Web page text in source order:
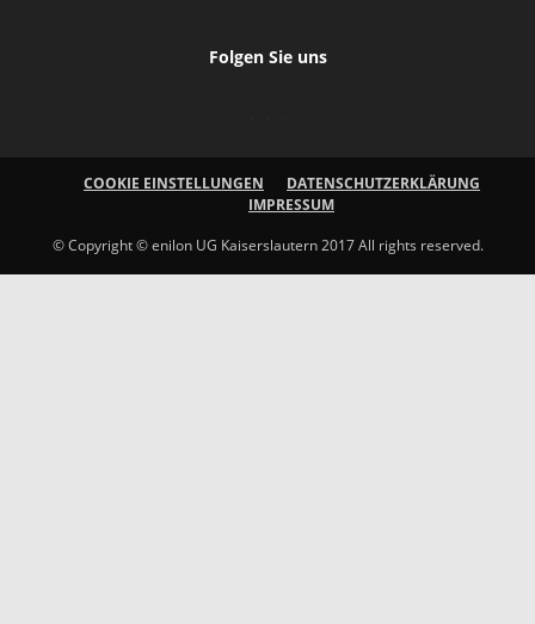
Folgen Sie uns
COOKIE EINSTELLUNGEN
DATENSCHUTZERKLÄRUNG
IMPRESSUM
© Copyright © enilon UG Kaiserslautern 2017 All rights reserved.